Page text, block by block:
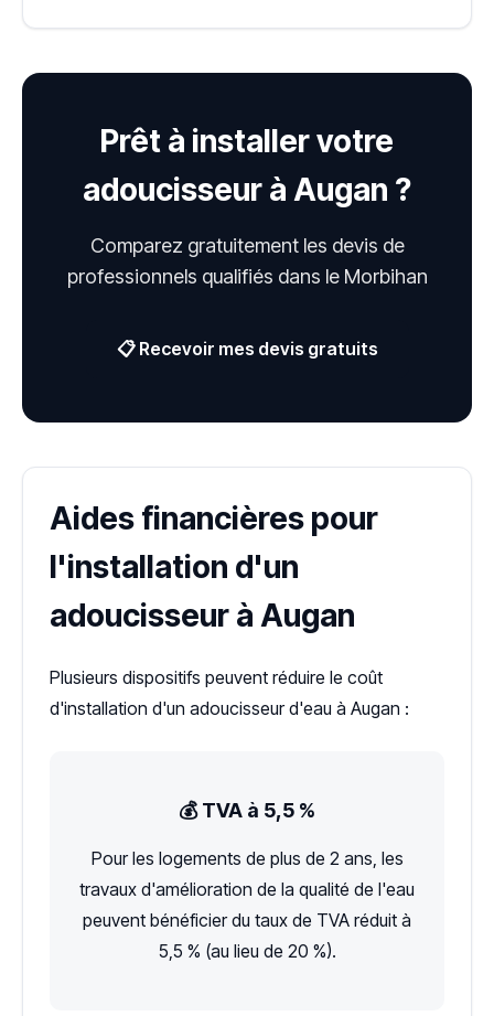
Prêt à installer votre
adoucisseur à Augan ?
Comparez gratuitement les devis de
professionnels qualifiés dans le Morbihan
📋 Recevoir mes devis gratuits
Aides financières pour
l'installation d'un
adoucisseur à Augan
Plusieurs dispositifs peuvent réduire le coût
d'installation d'un adoucisseur d'eau à Augan :
💰 TVA à 5,5 %
Pour les logements de plus de 2 ans, les
travaux d'amélioration de la qualité de l'eau
peuvent bénéficier du taux de TVA réduit à
5,5 % (au lieu de 20 %).